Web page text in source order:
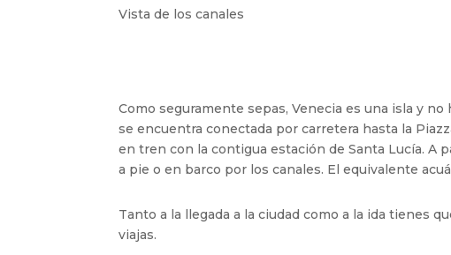
Vista de los canales
Como seguramente sepas, Venecia es una isla y
se encuentra conectada por carretera hasta la
en tren con la contigua estación de Santa Lucía. A
a pie o en barco por los canales. El equivalente
Tanto a la llegada a la ciudad como a la ida tienes
viajas.